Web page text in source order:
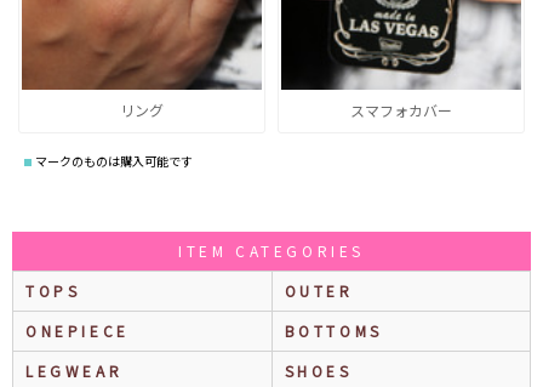
リング スマフォカバー
マークのものは購入可能です
ITEM CATEGORIES
TOPS
OUTER
ONEPIECE
BOTTOMS
LEGWEAR
SHOES